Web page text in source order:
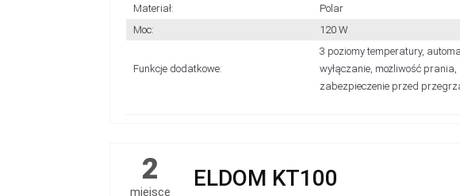
Materiał:
Polar
Moc:
120 W
Funkcje dodatkowe:
3 poziomy temperatury,
wyłączanie, możliwość prania,
zabezpieczenie przed
2
miejsce
ELDOM KT100